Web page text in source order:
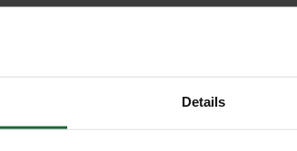
Details
ruiling of retour te melden.
en de artikelen die je wil
weten, hoewel dit niet verplicht is.